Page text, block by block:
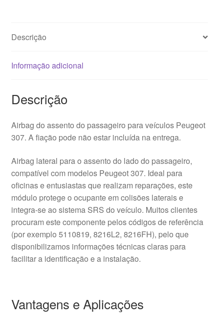
Descrição
Informação adicional
Descrição
Airbag do assento do passageiro para veículos Peugeot
307. A fiação pode não estar incluída na entrega.
Airbag lateral para o assento do lado do passageiro,
compatível com modelos Peugeot 307. Ideal para
oficinas e entusiastas que realizam reparações, este
módulo protege o ocupante em colisões laterais e
integra-se ao sistema SRS do veículo. Muitos clientes
procuram este componente pelos códigos de referência
(por exemplo 5110819, 8216L2, 8216FH), pelo que
disponibilizamos informações técnicas claras para
facilitar a identificação e a instalação.
Vantagens e Aplicações